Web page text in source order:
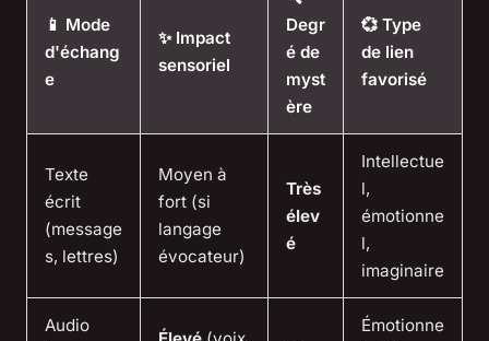
📱 Mode
d'échang
e
✨ Impact
sensoriel
Degr
é de
myst
ère
💞 Type
de lien
favorisé
Texte
écrit
(message
s, lettres)
Moyen à
fort (si
langage
évocateur)
Très
élev
é
Intellectue
l,
émotionne
l,
imaginaire
Audio
Émotionne